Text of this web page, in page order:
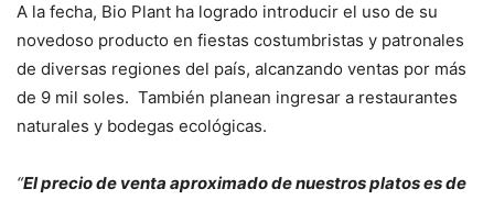
A la fecha, Bio Plant ha logrado introducir el uso de su
novedoso producto en fiestas costumbristas y patronales
de diversas regiones del país, alcanzando ventas por más
de 9 mil soles. También planean ingresar a restaurantes
naturales y bodegas ecológicas.
“El precio de venta aproximado de nuestros platos es de